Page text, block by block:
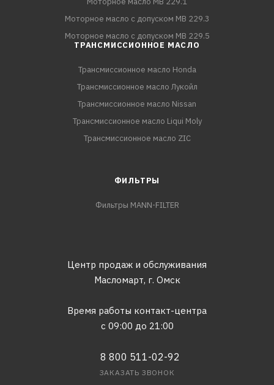
Моторное масло с допуском MB 229.3
Моторное масло с допуском MB 229.5
ТРАНСМИССИОННОЕ МАСЛО
Трансмиссионное масло Honda
Трансмиссионное масло Лукойл
Трансмиссионное масло Nissan
Трансмиссионное масло Liqui Moly
Трансмиссионное масло ZIC
ФИЛЬТРЫ
Фильтры MANN-FILTER
Центр продаж и обслуживания
Масломарт, г. Омск
Время работы контакт-центра
с 09:00 до 21:00
8 800 511-02-92
ЗАКАЗАТЬ ЗВОНОК